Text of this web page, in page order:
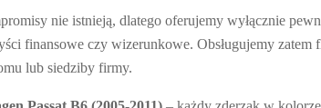
nie istnieją, dlatego oferujemy wyłącznie
finansowe czy wizerunkowe. Obsługujemy
lub siedziby firmy.